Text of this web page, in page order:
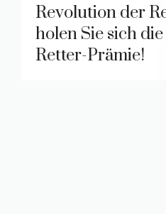
Revolution der
holen Sie sich
Retter-Prämie!